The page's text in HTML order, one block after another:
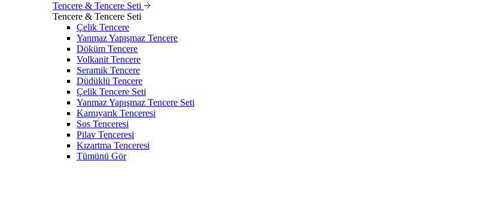
Tencere & Tencere Seti
Tencere & Tencere Seti
Çelik Tencere
Yanmaz Yapışmaz Tencere
Döküm Tencere
Volkanit Tencere
Seramik Tencere
Düdüklü Tencere
Çelik Tencere Seti
Yanmaz Yapışmaz Tencere Seti
Karnıyarık Tenceresi
Sos Tenceresi
Pilav Tenceresi
Kızartma Tenceresi
Tümünü Gör